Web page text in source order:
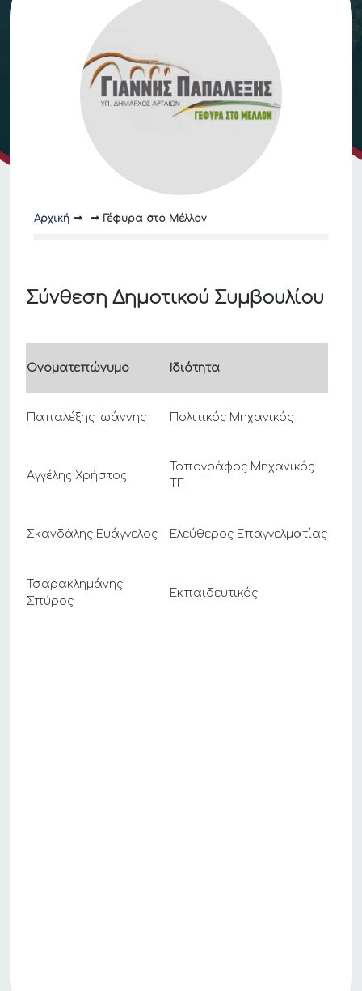
Αρχική Γέφυρα στο Μέλλον
Σύνθεση Δημοτικού Συμβουλίου
Ονοματεπώνυμο Ιδιότητα
Παπαλέξης Ιωάννης Πολιτικός Μηχανικός
Αγγέλης Χρήστος
Τοπογράφος Μηχανικός
ΤΕ
Σκανδάλης Ευάγγελος Ελεύθερος Επαγγελματίας
Τσαρακλημάνης
Σπύρος
Εκπαιδευτικός